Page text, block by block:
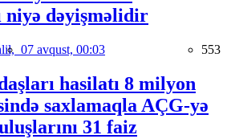
niyə dəyişməlidir
07 avqust, 00:03 553
hasilatı 8 milyon
saxlamaqla AÇG-yə
31 faiz